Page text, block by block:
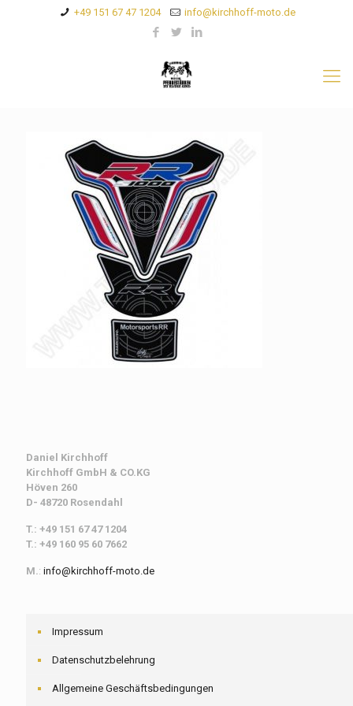
+49 151 67 47 1204 info@kirchhoff-moto.de
Daniel Kirchhoff
Kirchhoff GmbH & CO.KG
Höven 260
D- 48720 Rosendahl
T.: +49 151 67 47 1204
T.: +49 160 95 60 7662
M.: info@kirchhoff-moto.de
Impressum
Datenschutzbelehrung
Allgemeine Geschäftsbedingungen